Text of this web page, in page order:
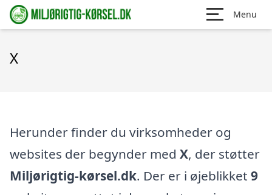
Menu
X
Herunder finder du virksomheder og
websites der begynder med X, der støtter
Miljørigtig-kørsel.dk. Der er i øjeblikket 9